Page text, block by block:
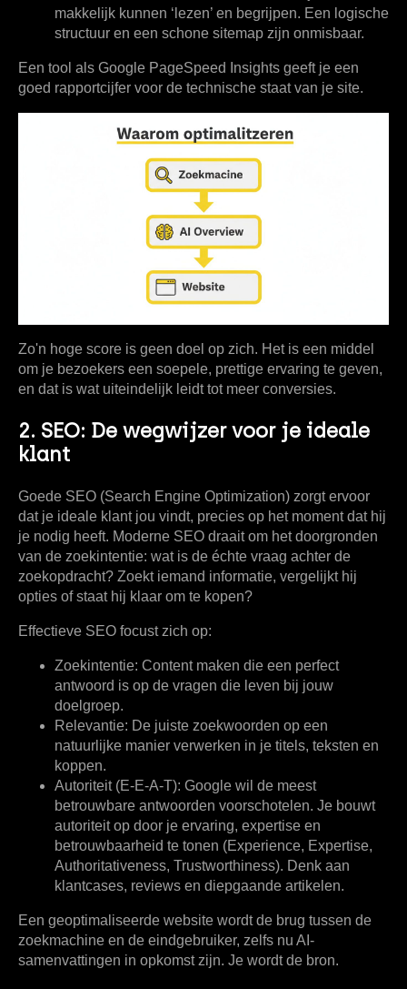
makkelijk kunnen ‘lezen’ en begrijpen. Een logische
structuur en een schone sitemap zijn onmisbaar.
Een tool als Google PageSpeed Insights geeft je een
goed rapportcijfer voor de technische staat van je site.
Zo'n hoge score is geen doel op zich. Het is een middel
om je bezoekers een soepele, prettige ervaring te geven,
en dat is wat uiteindelijk leidt tot meer conversies.
2. SEO: De wegwijzer voor je ideale
klant
Goede SEO (Search Engine Optimization) zorgt ervoor
dat je ideale klant jou vindt, precies op het moment dat hij
je nodig heeft. Moderne SEO draait om het doorgronden
van de zoekintentie: wat is de échte vraag achter de
zoekopdracht? Zoekt iemand informatie, vergelijkt hij
opties of staat hij klaar om te kopen?
Effectieve SEO focust zich op:
Zoekintentie: Content maken die een perfect
antwoord is op de vragen die leven bij jouw
doelgroep.
Relevantie: De juiste zoekwoorden op een
natuurlijke manier verwerken in je titels, teksten en
koppen.
Autoriteit (E-E-A-T): Google wil de meest
betrouwbare antwoorden voorschotelen. Je bouwt
autoriteit op door je ervaring, expertise en
betrouwbaarheid te tonen (Experience, Expertise,
Authoritativeness, Trustworthiness). Denk aan
klantcases, reviews en diepgaande artikelen.
Een geoptimaliseerde website wordt de brug tussen de
zoekmachine en de eindgebruiker, zelfs nu AI-
samenvattingen in opkomst zijn. Je wordt de bron.